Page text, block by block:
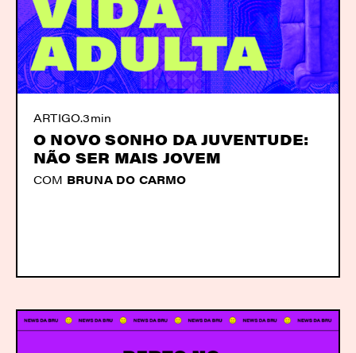
ARTIGO.3min
O NOVO SONHO DA JUVENTUDE:
NÃO SER MAIS JOVEM
COM BRUNA DO CARMO